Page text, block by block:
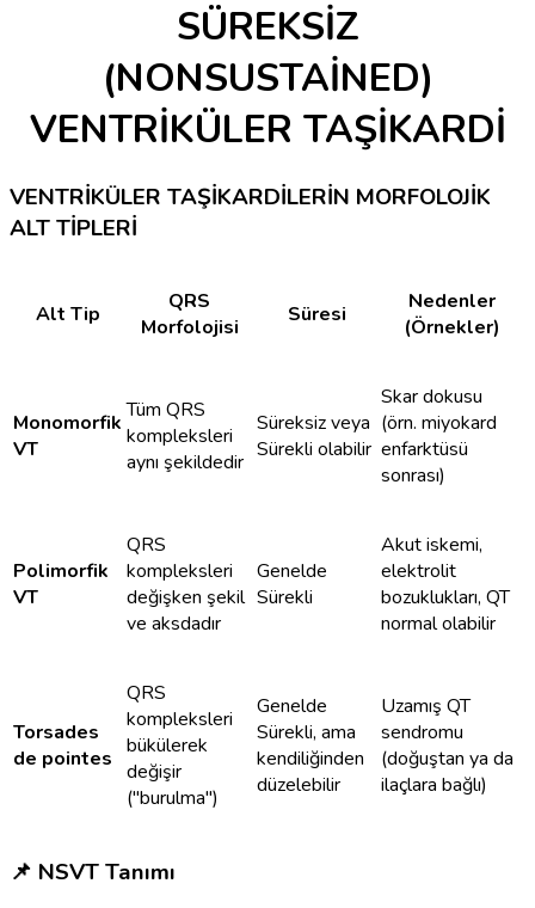
SÜREKSİZ
(NONSUSTAİNED)
VENTRİKÜLER TAŞİKARDİ
VENTRİKÜLER TAŞİKARDİLERİN MORFOLOJİK
ALT TİPLERİ
Alt Tip
QRS
Morfolojisi
Süresi
Nedenler
(Örnekler)
Monomorfik
VT
Tüm QRS
kompleksleri
aynı şekildedir
Süreksiz veya
Sürekli olabilir
Skar dokusu
(örn. miyokard
enfarktüsü
sonrası)
Polimorfik
VT
QRS
kompleksleri
değişken şekil
ve aksdadır
Genelde
Sürekli
Akut iskemi,
elektrolit
bozuklukları, QT
normal olabilir
Torsades
de pointes
QRS
kompleksleri
bükülerek
değişir
("burulma")
Genelde
Sürekli, ama
kendiliğinden
düzelebilir
Uzamış QT
sendromu
(doğuştan ya da
ilaçlara bağlı)
📌 NSVT Tanımı